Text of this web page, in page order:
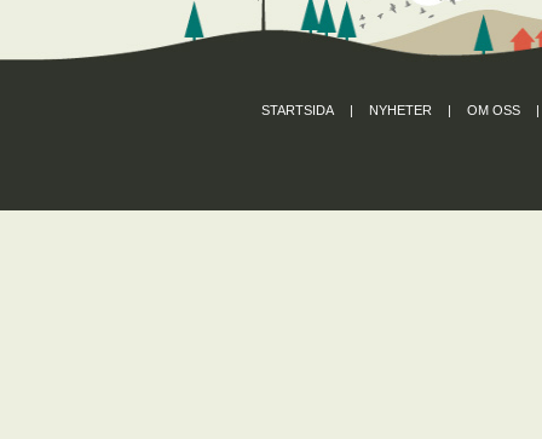
STARTSIDA | NYHETER | OM OSS |